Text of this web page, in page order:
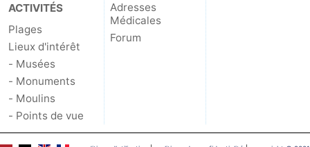
Knokke-
Heist
-
Zeebrugge
-
Blankenberge
Wenduine
Météo
ACTIVITÉS
Plages
Lieux d'intérêt
- Musées
- Monuments
- Moulins
- Points de vue
Adresses
Médicales
Forum